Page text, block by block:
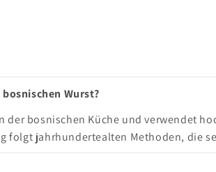
Wurst?
bosnischen Küche und verwendet
folgt jahrhundertealten Methoden, die